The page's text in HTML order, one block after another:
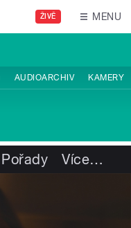
ŽIVĚ MENU
AUDIOARCHIV KAMERY
Pořady Více…